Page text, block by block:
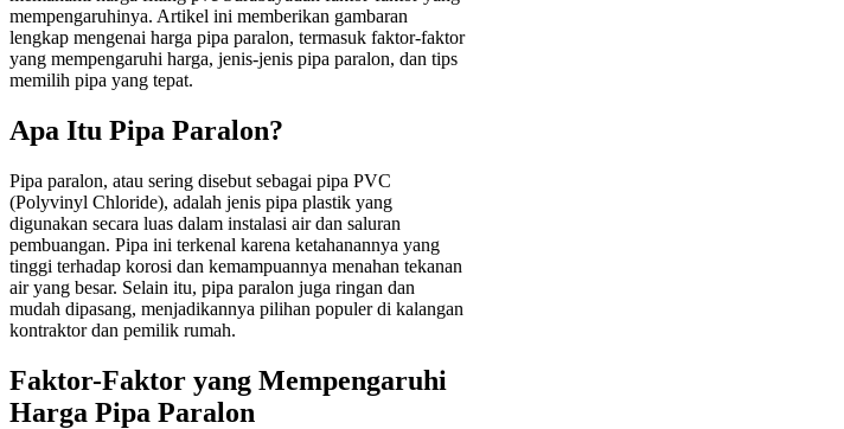
mempengaruhinya. Artikel ini memberikan gambaran
lengkap mengenai harga pipa paralon, termasuk faktor-faktor
yang mempengaruhi harga, jenis-jenis pipa paralon, dan tips
memilih pipa yang tepat.
Apa Itu Pipa Paralon?
Pipa paralon, atau sering disebut sebagai pipa PVC
(Polyvinyl Chloride), adalah jenis pipa plastik yang
digunakan secara luas dalam instalasi air dan saluran
pembuangan. Pipa ini terkenal karena ketahanannya yang
tinggi terhadap korosi dan kemampuannya menahan tekanan
air yang besar. Selain itu, pipa paralon juga ringan dan
mudah dipasang, menjadikannya pilihan populer di kalangan
kontraktor dan pemilik rumah.
Faktor-Faktor yang Mempengaruhi
Harga Pipa Paralon